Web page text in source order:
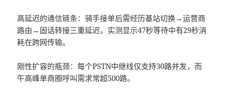
高延迟的通信链条：骑手接单后需经历基站切换→运营商
路由→固话转接三重延迟，实测显示47秒等待中有29秒消
耗在跨网传输。
刚性扩容的瓶颈：每个PSTN中继线仅支持30路并发，而
午高峰单商圈呼叫需求常超500路。